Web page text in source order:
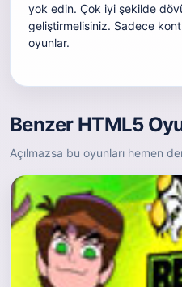
yok edin. Çok iyi şekilde
geliştirmelisiniz. Sadece
oyunlar.
Benzer HTML5
Açılmazsa bu oyunları hemen